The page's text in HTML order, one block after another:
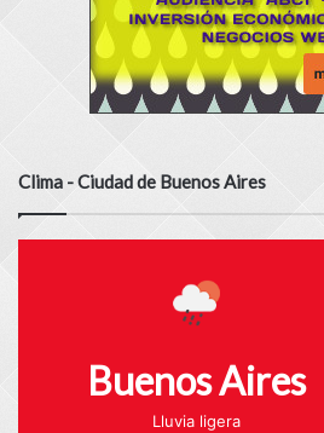
Clima - Ciudad de Buenos Aires
Buenos Aires
Lluvia ligera